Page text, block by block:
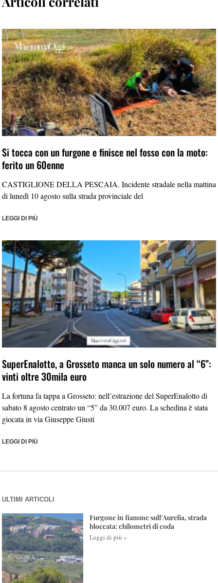
Si tocca con un furgone e finisce nel fosso con la moto:
ferito un 60enne
CASTIGLIONE DELLA PESCAIA. Incidente stradale nella mattina
di lunedì 10 agosto sulla strada provinciale del
LEGGI DI PIÙ
SuperEnalotto, a Grosseto manca un solo numero al “6”:
vinti oltre 30mila euro
La fortuna fa tappa a Grosseto: nell’estrazione del SuperEnalotto di
sabato 8 agosto centrato un “5” da 30.007 euro. La schedina è stata
giocata in via Giuseppe Giusti
LEGGI DI PIÙ
ULTIMI ARTICOLI
Furgone in fiamme sull’Aurelia, strada
bloccata: chilometri di coda
Leggi di più »